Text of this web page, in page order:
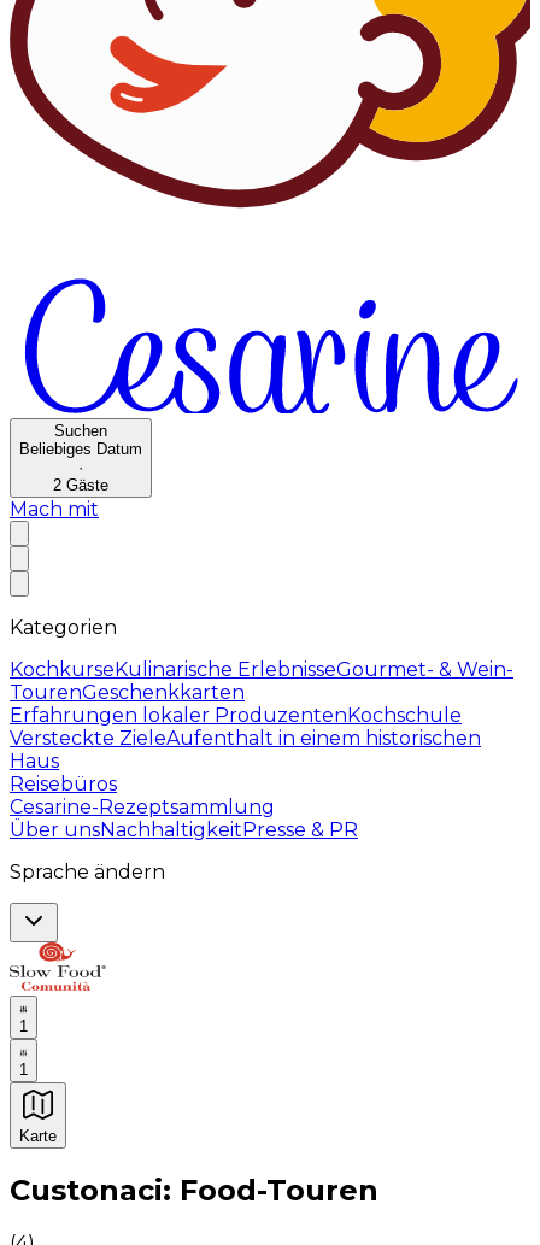
Suchen
Beliebiges Datum
·
2 Gäste
Mach mit
Kategorien
KochkurseKulinarische ErlebnisseGourmet- & Wein-
TourenGeschenkkarten
Erfahrungen lokaler ProduzentenKochschule
Versteckte ZieleAufenthalt in einem historischen
Haus
Reisebüros
Cesarine-Rezeptsammlung
Über unsNachhaltigkeitPresse & PR
Sprache ändern
1
1
Karte
Unvergessliche kulinarische Erlebnisse:
Custonaci: Food-Touren